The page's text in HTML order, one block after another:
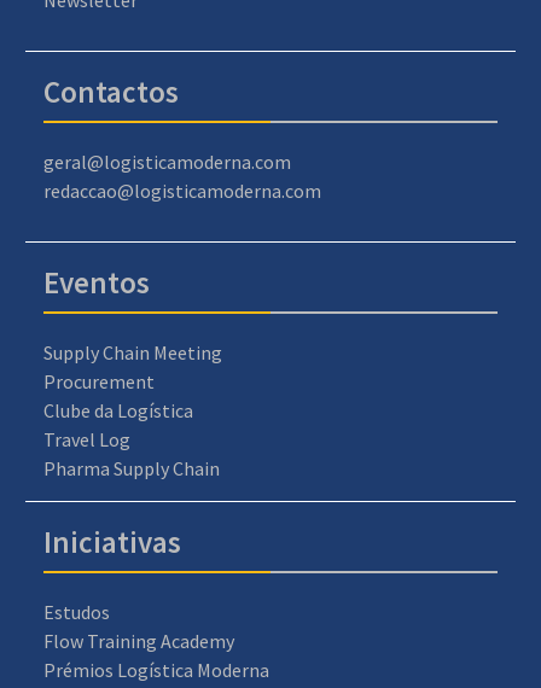
Contactos
geral@logisticamoderna.com
redaccao@logisticamoderna.com
Eventos
Supply Chain Meeting
Procurement
Clube da Logística
Travel Log
Pharma Supply Chain
Iniciativas
Estudos
Flow Training Academy
Prémios Logística Moderna